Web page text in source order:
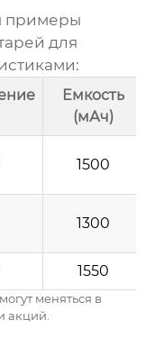
примеры
для
Емкость
(мАч)
1500
1300
1550
меняться в
акций.